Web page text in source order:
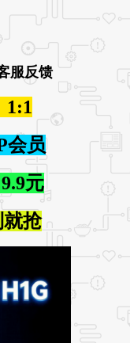
服反馈
1:1
会员
元
就抢